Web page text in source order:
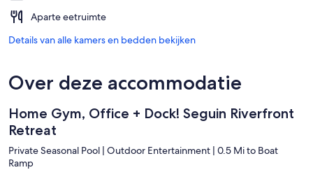
Aparte eetruimte
Details van alle kamers en bedden bekijken
Over deze accommodatie
Home Gym, Office + Dock! Seguin Riverfront
Retreat
Private Seasonal Pool | Outdoor Entertainment | 0.5 Mi to Boat
Ramp